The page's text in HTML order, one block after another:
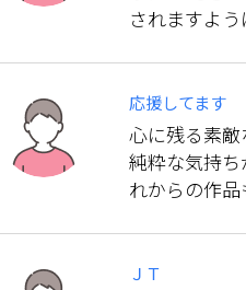
されますよう
応援してます
心に残る素
純粋な気持ち
れからの作品
ＪＴ